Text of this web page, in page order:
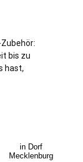
bis zu
hast,
in Dorf
Mecklenburg